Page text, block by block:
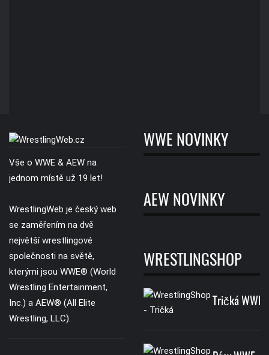
Vše o WWE & AEW na
jednom místě už 19 let!
WrestlingWeb je český web
se zaměřením na dvě
největší wrestlingové
společnosti na světě,
kterými jsou WWE® (World
Wrestling Entertainment,
Inc.) a AEW® (All Elite
Wrestling, LLC).
WWE NOVINKY
AEW NOVINKY
WRESTLINGSHOP
Tričká WWE